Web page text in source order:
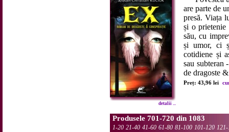
detalii ...
are parte de
presă. Viața
și o
său, cu
și umor, ci
cotidiene și
sau subteran
de dragoste
Preț: 43,96 lei
Produsele 701-720 din 1083
1-20 21-40 41-60 61-80 81-100 101-120